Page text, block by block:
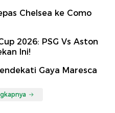
Chelsea ke Como
2026: PSG Vs Aston
Ini!
Gaya Maresca